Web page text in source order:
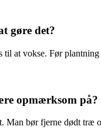
gøre det?
at vokse. Før
opmærksom på?
Man bør fjerne dødt træ